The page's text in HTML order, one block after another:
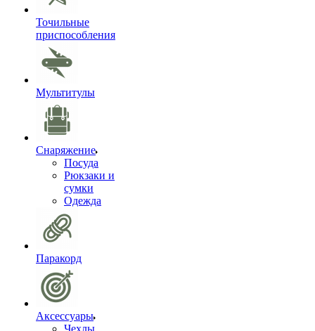
Точильные
приспособления
Мультитулы
Снаряжение
Посуда
Рюкзаки и
сумки
Одежда
Паракорд
Аксессуары
Чехлы